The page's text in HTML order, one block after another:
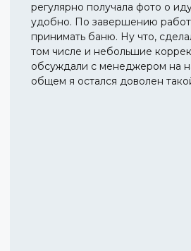
регулярно получала фото о
удобно. По завершению работ
принимать баню. Ну что,
том числе и небольшие
обсуждали с менеджером на
общем я остался доволен